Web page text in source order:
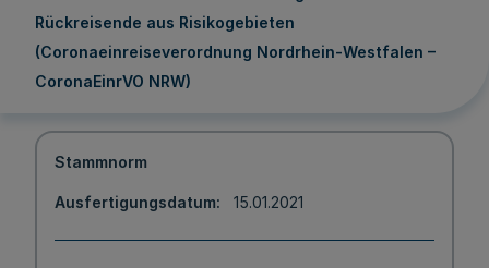
Rückreisende aus Risikogebieten
(Coronaeinreiseverordnung Nordrhein-Westfalen –
CoronaEinrVO NRW)
Stammnorm
Ausfertigungsdatum 15.01.2021